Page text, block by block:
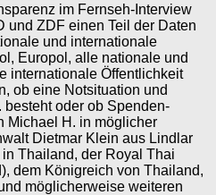
im Fernseh-Interview
und ZDF einen Teil der Daten
und internationale
Europol, alle nationale und
internationale Öffentlichkeit
ob eine Notsituation und
oder ob Spenden-
Michael H. in möglicher
Dietmar Klein aus Lindlar
Thailand, der Royal Thai
dem Königreich von Thailand,
möglicherweise weiteren